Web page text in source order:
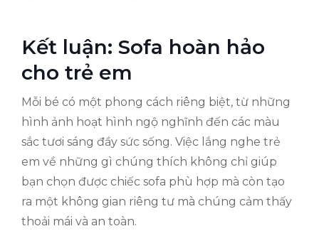
Kết luận: Sofa hoàn hảo
cho trẻ em
Mỗi bé có một phong cách riêng biệt, từ những
hình ảnh hoạt hình ngộ nghĩnh đến các màu
sắc tươi sáng đầy sức sống. Việc lắng nghe trẻ
em về những gì chúng thích không chỉ giúp
bạn chọn được chiếc sofa phù hợp mà còn tạo
ra một không gian riêng tư mà chúng cảm thấy
thoải mái và an toàn.